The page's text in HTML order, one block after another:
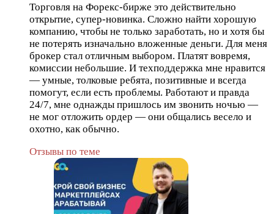
Торговля на Форекс-бирже это действительно
открытие, супер-новинка. Сложно найти хорошую
компанию, чтобы не только заработать, но и хотя бы
не потерять изначально вложенные деньги. Для меня
брокер стал отличным выбором. Платят вовремя,
комиссии небольшие. И техподдержка мне нравится
— умные, толковые ребята, позитивные и всегда
помогут, если есть проблемы. Работают и правда
24/7, мне однажды пришлось им звонить ночью —
не мог отложить ордер — они общались весело и
охотно, как обычно.
Отзывы по теме